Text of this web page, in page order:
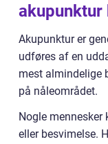
akupunktur
Akupunktur er
udføres af en
mest almindelige
på nåleområdet.
Nogle
eller besvimelse.